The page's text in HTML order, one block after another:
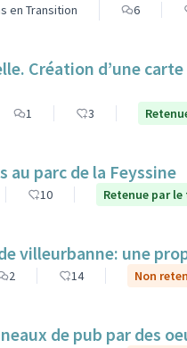
en Transition 6
Création d’une
1 3
au parc de la Feyssine
10 Retenue par
villeurbanne: une
2 14 Non
de pub par des